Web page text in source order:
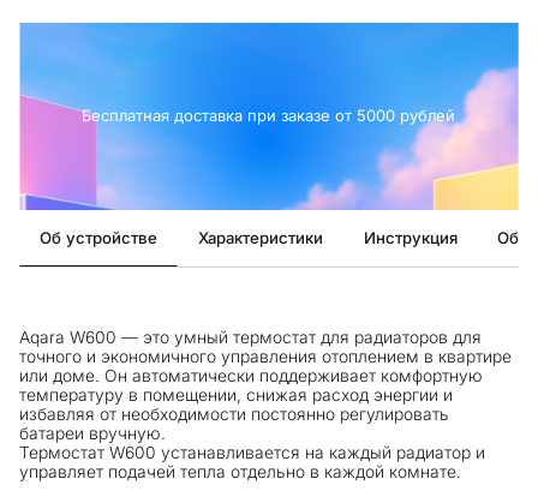
Бесплатная доставка при заказе от 5000 рублей
Об устройстве Характеристики Инструкция
Aqara W600 — это умный термостат для радиаторов для
точного и экономичного управления отоплением в квартире
или доме. Он автоматически поддерживает комфортную
температуру в помещении, снижая расход энергии и
избавляя от необходимости постоянно регулировать
батареи вручную.
Термостат W600 устанавливается на каждый радиатор и
управляет подачей тепла отдельно в каждой комнате.